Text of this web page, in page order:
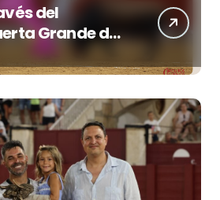
del
Grande de
de